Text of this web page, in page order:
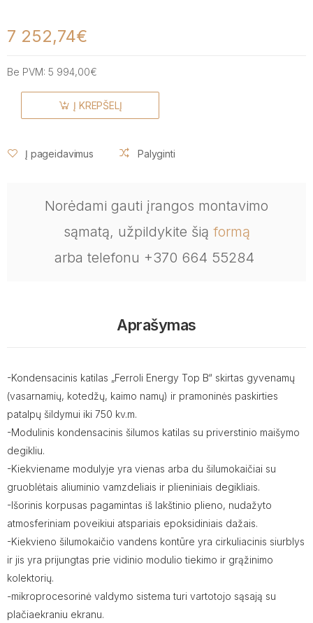
7 252,74€
Be PVM: 5 994,00€
Į KREPŠELĮ
Į pageidavimus Palyginti
Norėdami gauti įrangos montavimo
sąmatą, užpildykite šią formą
arba telefonu +370 664 55284
Aprašymas
-Kondensacinis katilas „Ferroli Energy Top B“ skirtas gyvenamų
(vasarnamių, kotedžų, kaimo namų) ir pramoninės paskirties
patalpų šildymui iki 750 kv.m.
-Modulinis kondensacinis šilumos katilas su priverstinio maišymo
degikliu.
-Kiekviename modulyje yra vienas arba du šilumokaičiai su
gruoblėtais aliuminio vamzdeliais ir plieniniais degikliais.
-Išorinis korpusas pagamintas iš lakštinio plieno, nudažyto
atmosferiniam poveikiui atspariais epoksidiniais dažais.
-Kiekvieno šilumokaičio vandens kontūre yra cirkuliacinis siurblys
ir jis yra prijungtas prie vidinio modulio tiekimo ir grąžinimo
kolektorių.
-mikroprocesorinė valdymo sistema turi vartotojo sąsają su
plačiaekraniu ekranu.